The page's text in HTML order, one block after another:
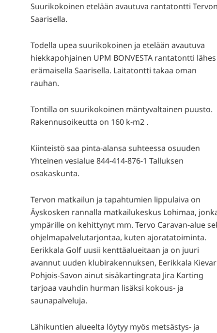
Suurikokoinen etelään avautuva rantatontti
Saarisella.
Todella upea suurikokoinen ja etelään avautuva
hiekkapohjainen UPM BONVESTA rantatontti lähes
erämaisella Saarisella. Laitatontti takaa oman
rauhan.
Tontilla on suurikokoinen mäntyvaltainen puusto.
Rakennusoikeutta on 160 k-m2 .
Kiinteistö saa pinta-alansa suhteessa osuuden
Yhteinen vesialue 844-414-876-1 Talluksen
osakaskunta.
Tervon matkailun ja tapahtumien lippulaiva on
Äyskosken rannalla matkailukeskus Lohimaa,
ympärille on kehittynyt mm. Tervo Caravan-alue
ohjelmapalvelutarjontaa, kuten ajoratatoiminta.
Eerikkala Golf uusii kenttäalueitaan ja on juuri
avannut uuden klubirakennuksen, Eerikkala
Pohjois-Savon ainut sisäkartingrata Jira Karting
tarjoaa vauhdin hurman lisäksi kokous- ja
saunapalveluja.
Lähikuntien alueelta löytyy myös metsästys- ja